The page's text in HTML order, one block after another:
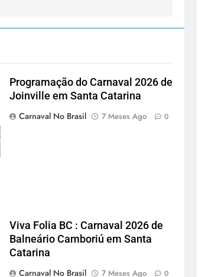
Programação do Carnaval 2026 de
Joinville em Santa Catarina
Carnaval No Brasil
7 Meses Ago 0
Viva Folia BC : Carnaval 2026 de
Balneário Camboriú em Santa
Catarina
Carnaval No Brasil
7 Meses Ago 0